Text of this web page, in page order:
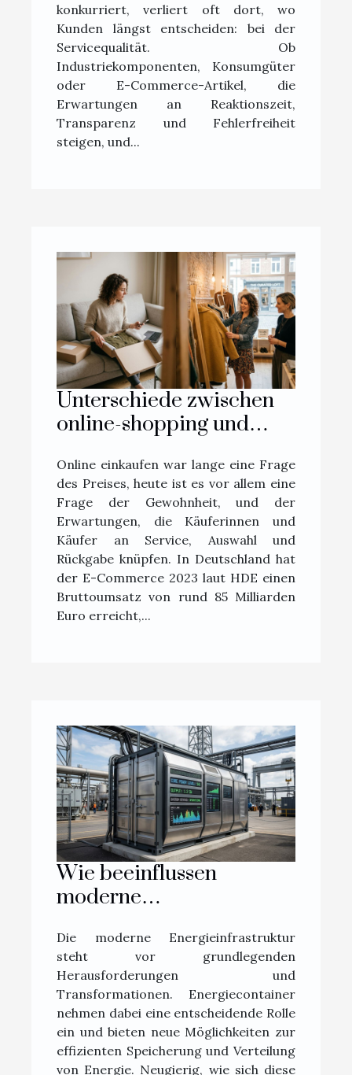
konkurriert, verliert oft dort, wo
Kunden längst entscheiden: bei der
Servicequalität. Ob
Industriekomponenten, Konsumgüter
oder E-Commerce-Artikel, die
Erwartungen an Reaktionszeit,
Transparenz und Fehlerfreiheit
steigen, und...
Unterschiede zwischen
online-shopping und
erster hand erklärt
Online einkaufen war lange eine Frage
des Preises, heute ist es vor allem eine
Frage der Gewohnheit, und der
Erwartungen, die Käuferinnen und
Käufer an Service, Auswahl und
Rückgabe knüpfen. In Deutschland hat
der E-Commerce 2023 laut HDE einen
Bruttoumsatz von rund 85 Milliarden
Euro erreicht,...
Wie beeinflussen
moderne
Energieinfrastruktur?
Die moderne Energieinfrastruktur
steht vor grundlegenden
Herausforderungen und
Transformationen. Energiecontainer
nehmen dabei eine entscheidende Rolle
ein und bieten neue Möglichkeiten zur
effizienten Speicherung und Verteilung
von Energie. Neugierig, wie sich diese